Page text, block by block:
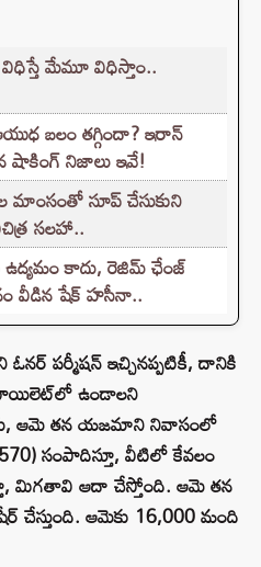
మేమూ విధిస్తాం..
బలం తగ్గిందా? ఇరాన్
షాకింగ్ నిజాలు ఇవే!
మాంసంతో సూప్ చేసుకుని
సలహా..
ఉద్యమం కాదు, రెజిమ్ ఛేంజ్
వీడిన షేక్ హసీనా..
పర్మీషన్ ఇచ్చినప్పటికీ, దానికి
టాయిలెట్‌లో ఉండాలని
ఆమె తన యజమాని నివాసంలో
సంపాదిస్తూ, వీటిలో కేవలం
మిగతావి ఆదా చేస్తోంది. ఆమె తన
ఆమెకు 16,000 మంది